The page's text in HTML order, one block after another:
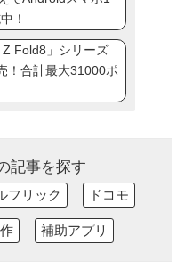
！
Fold8」シリーズ
！合計最大31000ポ
記事を探す
フリック ドコモ
補助アプリ